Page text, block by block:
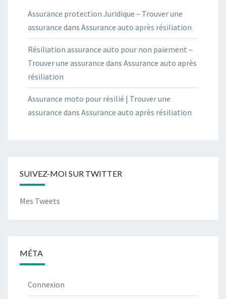
Assurance protection Juridique – Trouver une
assurance dans Assurance auto après résiliation
Résiliation assurance auto pour non paiement –
Trouver une assurance dans Assurance auto après
résiliation
Assurance moto pour résilié | Trouver une
assurance dans Assurance auto après résiliation
SUIVEZ-MOI SUR TWITTER
Mes Tweets
MÉTA
Connexion